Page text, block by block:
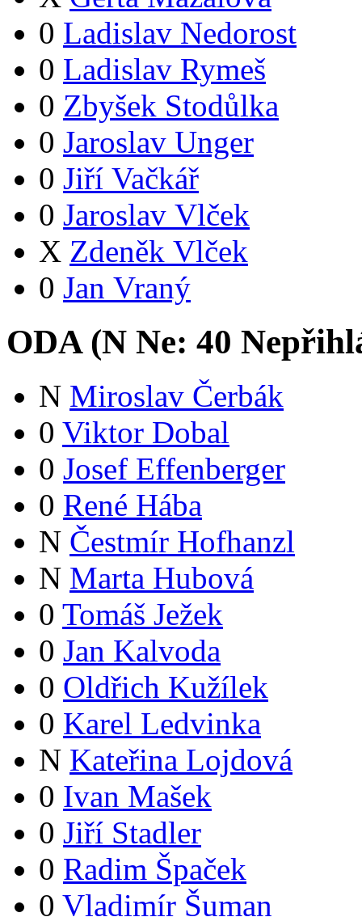
0 Ladislav Nedorost
0 Ladislav Rymeš
0 Zbyšek Stodůlka
0 Jaroslav Unger
0 Jiří Vačkář
0 Jaroslav Vlček
X Zdeněk Vlček
0 Jan Vraný
ODA (N Ne: 40
N Miroslav Čerbák
0 Viktor Dobal
0 Josef Effenberger
0 René Hába
N Čestmír Hofhanzl
N Marta Hubová
0 Tomáš Ježek
0 Jan Kalvoda
0 Oldřich Kužílek
0 Karel Ledvinka
N Kateřina Lojdová
0 Ivan Mašek
0 Jiří Stadler
0 Radim Špaček
0 Vladimír Šuman